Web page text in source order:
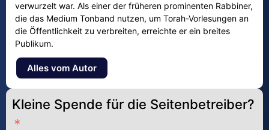
verwurzelt war. Als einer der früheren prominenten Rabbiner,
die das Medium Tonband nutzen, um Torah-Vorlesungen an
die Öffentlichkeit zu verbreiten, erreichte er ein breites
Publikum.
Alles vom Autor
Kleine Spende für die Seitenbetreiber?